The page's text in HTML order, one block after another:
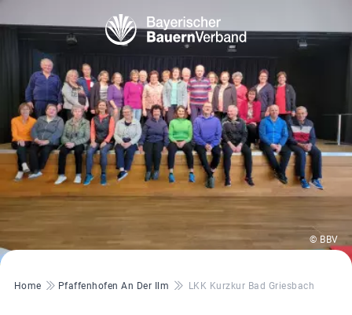
© BBV
Pfadnavigation
Home Pfaffenhofen An Der Ilm LKK Kurzkur Bad Griesbach